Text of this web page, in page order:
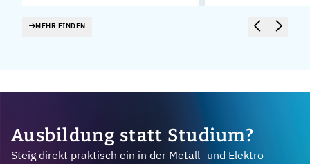
MEHR FINDEN
Ausbildung statt Studium?
Steig direkt praktisch ein in der Metall- und Elektro-